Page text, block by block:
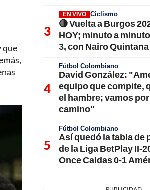
que
EN VIVO Ciclismo
🔴 Vuelta a Burgos
HOY; minuto a
3, con Nairo Quintana
Fútbol Colombiano
David González:
equipo que compite,
el hambre; vamos
camino"
Fútbol Colombiano
Así quedó la tabla de
de la Liga BetPlay II-
Once Caldas 0-1